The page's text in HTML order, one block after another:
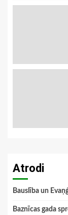
Atrodi
Bauslība un
Baznīcas gada